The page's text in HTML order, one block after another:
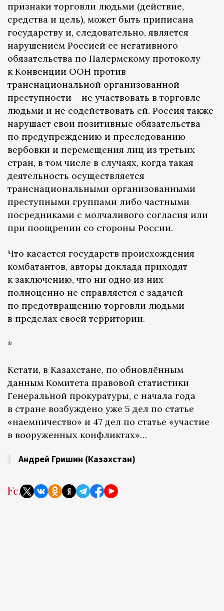
признаки торговли людьми (действие,
средства и цель), может быть приписана
государству и, следовательно, является
нарушением Россией ее негативного
обязательства по Палермскому протоколу
к Конвенции ООН против
транснациональной организованной
преступности – не участвовать в торговле
людьми и не содействовать ей. Россия также
нарушает свои позитивные обязательства
по предупреждению и преследованию
вербовки и перемещения лиц из третьих
стран, в том числе в случаях, когда такая
деятельность осуществляется
транснациональными организованными
преступными группами либо частными
посредниками с молчаливого согласия или
при поощрении со стороны России.
Что касается государств происхождения
комбатантов, авторы доклада приходят
к заключению, что ни одно из них
полноценно не справляется с задачей
по предотвращению торговли людьми
в пределах своей территории.
*
Кстати, в Казахстане, по обновлённым
данным Комитета правовой статистики
Генеральной прокуратуры, с начала года
в стране возбуждено уже 5 дел по статье
«наемничество» и 47 дел по статье «участие
в вооруженных конфликтах»…
Андрей Гришин (Казахстан)